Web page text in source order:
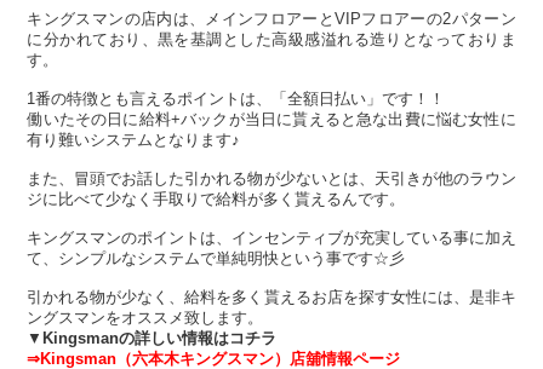
キングスマンの店内は、メインフロアーとVIPフロアーの2パターン
に分かれており、黒を基調とした高級感溢れる造りとなっておりま
す。
1番の特徴とも言えるポイントは、「全額日払い」です！！
働いたその日に給料+バックが当日に貰えると急な出費に悩む女性に
有り難いシステムとなります♪
また、冒頭でお話した引かれる物が少ないとは、天引きが他のラウン
ジに比べて少なく手取りで給料が多く貰えるんです。
キングスマンのポイントは、インセンティブが充実している事に加え
て、シンプルなシステムで単純明快という事です☆彡
引かれる物が少なく、給料を多く貰えるお店を探す女性には、是非キ
ングスマンをオススメ致します。
▼Kingsmanの詳しい情報はコチラ
⇒Kingsman（六本木キングスマン）
店舖情報ページ